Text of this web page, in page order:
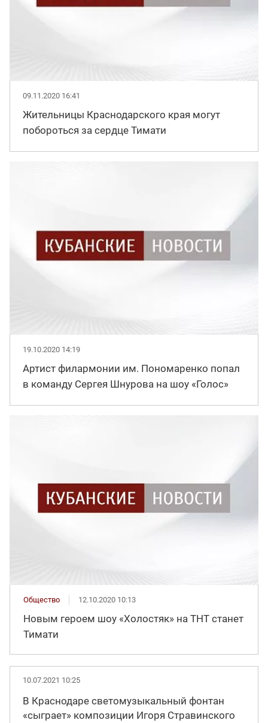
09.11.2020 16:41
Жительницы Краснодарского края могут
побороться за сердце Тимати
19.10.2020 14:19
Артист филармонии им. Пономаренко попал
в команду Сергея Шнурова на шоу «Голос»
Общество 12.10.2020 10:13
Новым героем шоу «Холостяк» на ТНТ станет
Тимати
10.07.2021 10:25
В Краснодаре светомузыкальный фонтан
«сыграет» композиции Игоря Стравинского